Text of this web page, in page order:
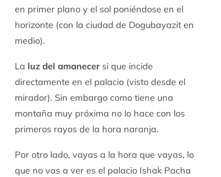
en primer plano y el sol poniéndose en el
horizonte (con la ciudad de Dogubayazit en
medio).
La luz del amanecersi que incide
directamente en el palacio (visto desde el
mirador). Sin embargo como tiene una
montaña muy próxima no lo hace con los
primeros rayos de la hora naranja.
Por otro lado, vayas a la hora que vayas, lo
que no vas a ver es el palacio Ishak Pacha